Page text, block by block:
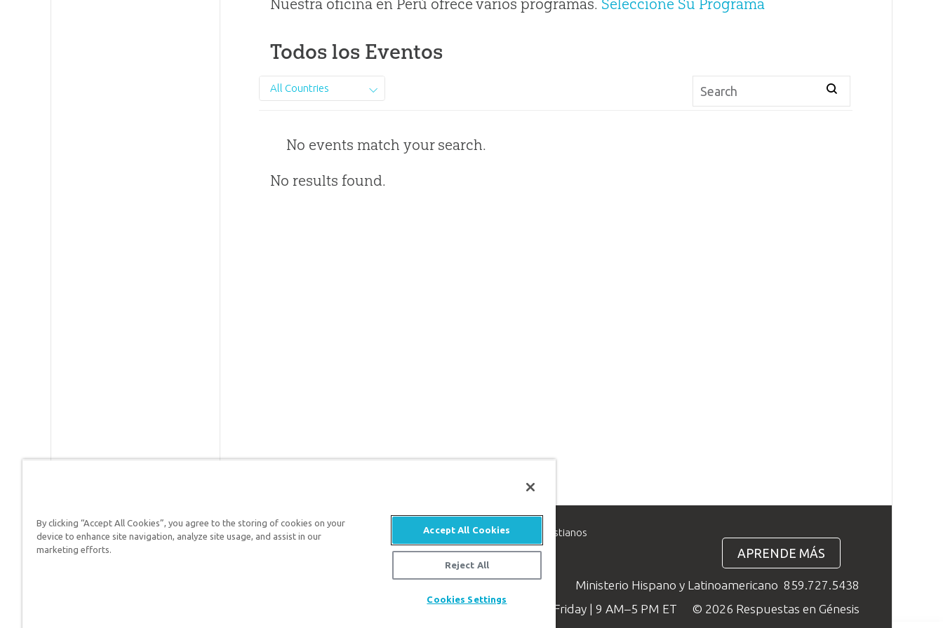
Nuestra oficina en Perú ofrece varios programas. Seleccione Su Programa
Todos los Eventos
All Countries
No events match your search.
No results found.
Respuestas en Génesis es un ministerio de apologética, dedicado a ayudar a los cristianos
defender su fe y proclamar el evangelio de Jesucristo.
APRENDE MÁS
Ministerio Hispano y Latinoamericano 859.727.5438
Available Monday–Friday | 9 AM–5 PM ET
© 2026 Respuestas en Génesis
By clicking “Accept All Cookies”, you agree to the storing of cookies on your
device to enhance site navigation, analyze site usage, and assist in our
marketing efforts.
Accept All Cookies
Reject All
Cookies Settings